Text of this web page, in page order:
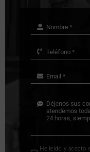
He leído y acepto